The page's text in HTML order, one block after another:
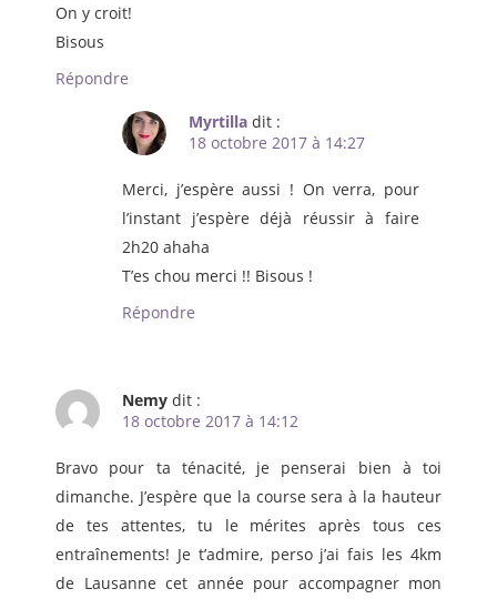
On y croit!
Bisous
Répondre
Myrtilla dit :
18 octobre 2017 à 14:27
Merci, j’espère aussi ! On verra, pour
l’instant j’espère déjà réussir à faire
2h20 ahaha
T’es chou merci !! Bisous !
Répondre
Nemy dit :
18 octobre 2017 à 14:12
Bravo pour ta ténacité, je penserai bien à toi
dimanche. J’espère que la course sera à la hauteur
de tes attentes, tu le mérites après tous ces
entraînements! Je t’admire, perso j’ai fais les 4km
de Lausanne cet année pour accompagner mon